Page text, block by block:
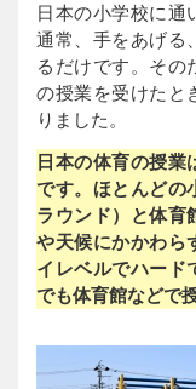
日本の小学校に通
通常、手をあげる
るだけです。その
の授業を受けたと
りました。
日本の体育の授
です。ほとんどの
ラウンド）と体育
や天候にかかわら
イレベルでハード
でも体育館などで